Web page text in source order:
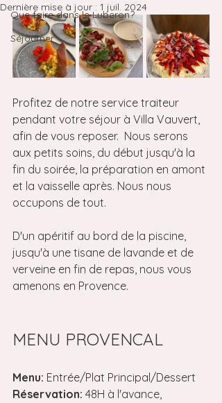
Que faire dans le Luberon?
Séjourner
Dernière mise à jour : 1 juil. 2024
Profitez de notre service traiteur
pendant votre séjour à Villa Vauvert,
afin de vous reposer.  Nous serons
aux petits soins, du début jusqu'à la
fin du soirée, la préparation en amont
et la vaisselle après. Nous nous
occupons de tout.
D'un apéritif au bord de la piscine,
jusqu'à une tisane de lavande et de
verveine en fin de repas, nous vous
amenons en Provence.
MENU PROVENCAL
Menu: Entrée/Plat Principal/Dessert
Réservation: 48H à l'avance,